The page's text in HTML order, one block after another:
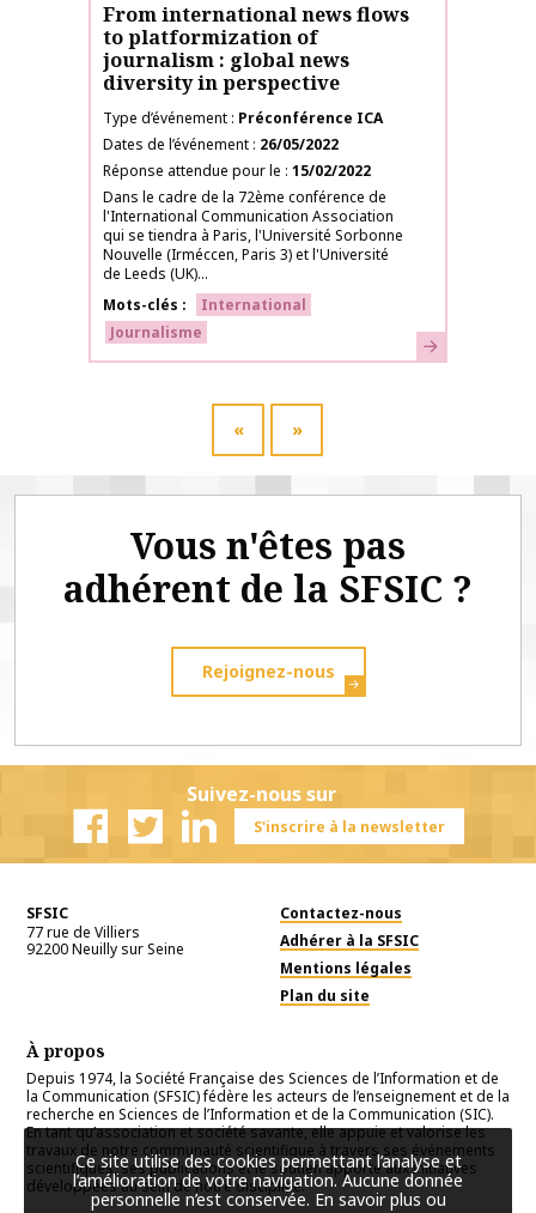
From international news flows
to platformization of
journalism : global news
diversity in perspective
Type d’événement Préconférence ICA
Dates de l’événement 26/05/2022
Réponse attendue pour le 15/02/2022
Dans le cadre de la 72ème conférence de
l'International Communication Association
qui se tiendra à Paris, l'Université Sorbonne
Nouvelle (Irméccen, Paris 3) et l'Université
de Leeds (UK)...
Mots-clés
International
Journalisme
En savoir plus
« »
Vous n'êtes pas
adhérent de la SFSIC ?
Rejoignez-nous
Suivez-nous sur
S'inscrire à la newsletter
SFSIC
77 rue de Villiers
92200Neuilly sur Seine
Contactez-nous
Adhérer à la SFSIC
Mentions légales
Plan du site
À propos
Depuis 1974, la Société Française des Sciences de l’Information et de
la Communication (SFSIC) fédère les acteurs de l’enseignement et de la
recherche en Sciences de l’Information et de la Communication (SIC).
En tant qu’association et société savante, elle appuie et valorise les
travaux de notre communauté scientifique à travers ses événements
scientifiques, ses publications et le soutien apporté aux initiatives
développées au sein de notre discipline.
Ce site utilise des cookies permettant l’analyse et
l’amélioration de votre navigation. Aucune donnée
personnelle n’est conservée. En savoir plus ou